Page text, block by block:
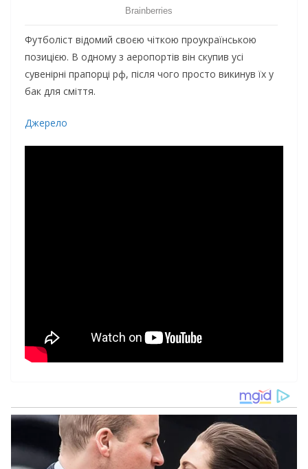
Футболіст відомий своєю чіткою проукраїнською
позицією. В одному з аеропортів він скупив усі
сувенірні прапорці рф, після чого просто викинув їх у
бак для сміття.
Джерело